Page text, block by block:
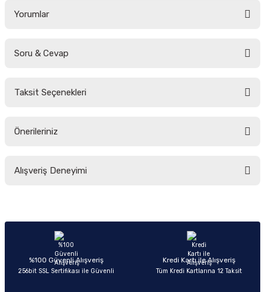
Yorumlar
Soru & Cevap
Taksit Seçenekleri
Önerileriniz
yetersiz gördüğünüz noktaları öneri formunu kullanarak tarafımıza
Ürün açıklamasında eksik bilgiler bulunuyor.
Ürün bilgilerinde hatalar bulunuyor.
Ürün fiyatı diğer sitelerden daha pahalı.
Alışveriş Deneyimi
Sitemize ilk yorumu siz yapın!
%100 Güvenli Alışveriş
256bit SSL Sertifikası ile Güvenli
Kredi Kartı ile Alışveriş
Tüm Kredi Kartlarına 12 Taksit